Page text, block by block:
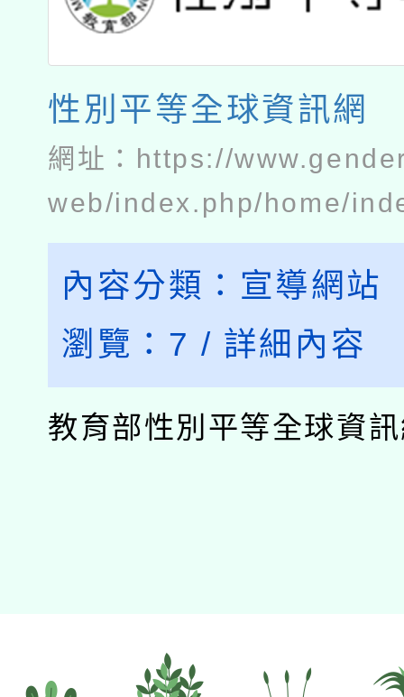
性別平等全球資訊網
網址： https://
web/index.php/home/
內容分類： 宣導網站
瀏覽： 7 / 詳細內容
教育部性別平等全球資